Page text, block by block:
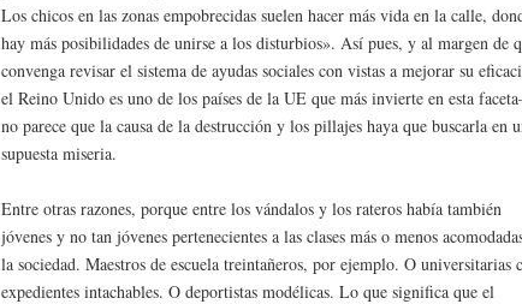
Los chicos en las zonas empobrecidas suelen hacer más vida en la calle,
hay más posibilidades de unirse a los disturbios». Así pues, y al margen de
convenga revisar el sistema de ayudas sociales con vistas a mejorar su
el Reino Unido es uno de los países de la UE que más invierte en esta
no parece que la causa de la destrucción y los pillajes haya que buscarla en
supuesta miseria.
Entre otras razones, porque entre los vándalos y los rateros había también
jóvenes y no tan jóvenes pertenecientes a las clases más o menos
la sociedad. Maestros de escuela treintañeros, por ejemplo. O universitarias
expedientes intachables. O deportistas modélicas. Lo que significa que el